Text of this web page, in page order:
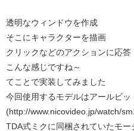
透明なウィンドウを作成
そこにキャラクターを描画
クリックなどのアクションに応答
こんな感じですね～
てことで実装してみました
今回使用するモデルはアールビッ
(http://www.nicovideo.jp/watch/
TDA式ミクに同梱されていたモー